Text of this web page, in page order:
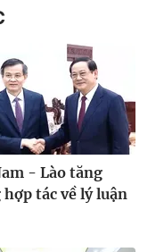
- Lào tăng
hợp tác về lý luận